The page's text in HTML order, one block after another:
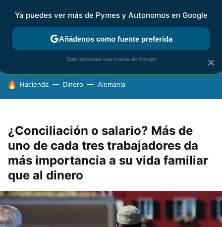
MENÚ NUEVO
FISCALIDAD Y CONTABILIDAD KIT DIGITAL
HOY SE HABLA DE
Hacienda Dinero Alemania
¿Conciliación o salario? Más de
uno de cada tres trabajadores da
más importancia a su vida familiar
que al dinero
×
Ya puedes ver más de Pymes y Autonomos en Google
Añádenos como fuente preferida
Solo necesitas una cuenta de Google